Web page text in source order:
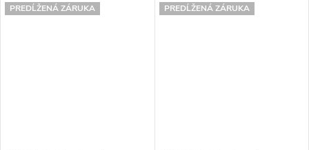
PREDĹŽENÁ ZÁRUKA PREDĹŽENÁ ZÁRUKA